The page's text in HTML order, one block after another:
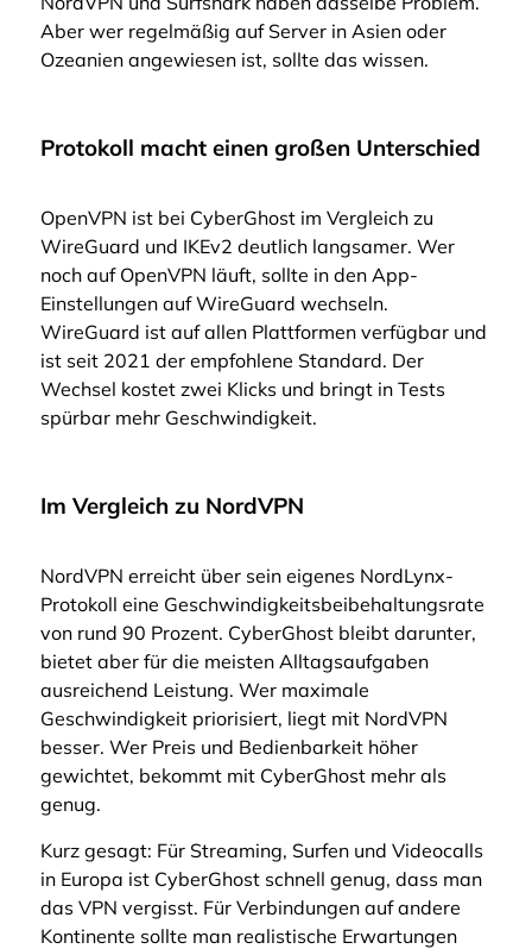
Aber wer regelmäßig auf Server in Asien oder
Ozeanien angewiesen ist, sollte das wissen.
Protokoll macht einen großen Unterschied
OpenVPN ist bei CyberGhost im Vergleich zu
WireGuard und IKEv2 deutlich langsamer. Wer
noch auf OpenVPN läuft, sollte in den App-
Einstellungen auf WireGuard wechseln.
WireGuard ist auf allen Plattformen verfügbar und
ist seit 2021 der empfohlene Standard. Der
Wechsel kostet zwei Klicks und bringt in Tests
spürbar mehr Geschwindigkeit.
Im Vergleich zu NordVPN
NordVPN erreicht über sein eigenes NordLynx-
Protokoll eine Geschwindigkeitsbeibehaltungsrate
von rund 90 Prozent. CyberGhost bleibt darunter,
bietet aber für die meisten Alltagsaufgaben
ausreichend Leistung. Wer maximale
Geschwindigkeit priorisiert, liegt mit NordVPN
besser. Wer Preis und Bedienbarkeit höher
gewichtet, bekommt mit CyberGhost mehr als
genug.
Kurz gesagt: Für Streaming, Surfen und Videocalls
in Europa ist CyberGhost schnell genug, dass man
das VPN vergisst. Für Verbindungen auf andere
Kontinente sollte man realistische Erwartungen